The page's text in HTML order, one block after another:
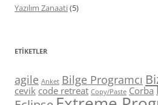
Yazılım Zanaati(5)
ETIKETLER
agile Anket Bilge Programcı
cevik code retreat Copy/Paste Corba